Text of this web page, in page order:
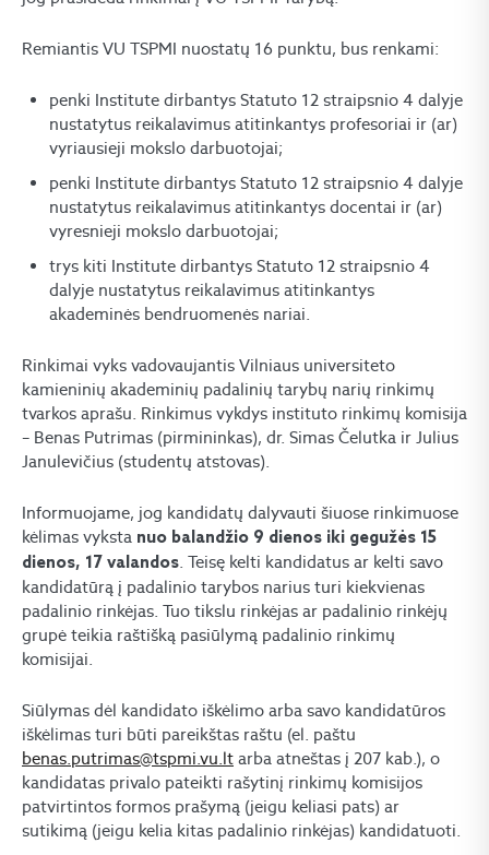
Remiantis VU TSPMI nuostatų 16 punktu, bus renkami:
penki Institute dirbantys Statuto 12 straipsnio 4 dalyje
nustatytus reikalavimus atitinkantys profesoriai ir (ar)
vyriausieji mokslo darbuotojai;
penki Institute dirbantys Statuto 12 straipsnio 4 dalyje
nustatytus reikalavimus atitinkantys docentai ir (ar)
vyresnieji mokslo darbuotojai;
trys kiti Institute dirbantys Statuto 12 straipsnio 4
dalyje nustatytus reikalavimus atitinkantys
akademinės bendruomenės nariai.
Rinkimai vyks vadovaujantis Vilniaus universiteto
kamieninių akademinių padalinių tarybų narių rinkimų
tvarkos aprašu. Rinkimus vykdys instituto rinkimų komisija
– Benas Putrimas (pirmininkas), dr. Simas Čelutka ir Julius
Janulevičius (studentų atstovas).
Informuojame, jog kandidatų dalyvauti šiuose rinkimuose
kėlimas vyksta nuo balandžio 9 dienos iki gegužės 15
dienos, 17 valandos. Teisę kelti kandidatus ar kelti savo
kandidatūrą į padalinio tarybos narius turi kiekvienas
padalinio rinkėjas. Tuo tikslu rinkėjas ar padalinio rinkėjų
grupė teikia raštišką pasiūlymą padalinio rinkimų
komisijai.
Siūlymas dėl kandidato iškėlimo arba savo kandidatūros
iškėlimas turi būti pareikštas raštu (el. paštu
benas.putrimas@tspmi.vu.lt arba atneštas į 207 kab.), o
kandidatas privalo pateikti rašytinį rinkimų komisijos
patvirtintos formos prašymą (jeigu keliasi pats) ar
sutikimą (jeigu kelia kitas padalinio rinkėjas) kandidatuoti.